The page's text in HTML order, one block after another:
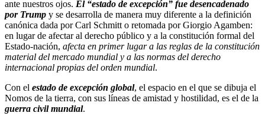
ante nuestros ojos. El “estado de excepción” fue desencadenado
por Trump y se desarrolla de manera muy diferente a la definición
canónica dada por Carl Schmitt o retomada por Giorgio Agamben:
en lugar de afectar al derecho público y a la constitución formal del
Estado-nación, afecta en primer lugar a las reglas de la constitución
material del mercado mundial y a las normas del derecho
internacional propias del orden mundial.
Con el estado de excepción global, el espacio en el que se dibuja el
Nomos de la tierra, con sus líneas de amistad y hostilidad, es el de la
guerra civil mundial.